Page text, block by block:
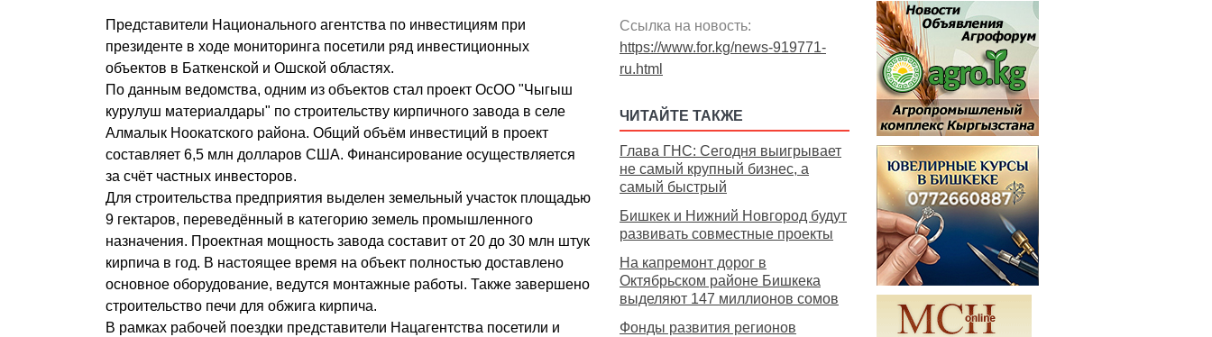
Представители Национального агентства по инвестициям при
президенте в ходе мониторинга посетили ряд инвестиционных
объектов в Баткенской и Ошской областях.
По данным ведомства, одним из объектов стал проект ОсОО "Чыгыш
курулуш материалдары" по строительству кирпичного завода в селе
Алмалык Ноокатского района. Общий объём инвестиций в проект
составляет 6,5 млн долларов США. Финансирование осуществляется
за счёт частных инвесторов.
Для строительства предприятия выделен земельный участок площадью
9 гектаров, переведённый в категорию земель промышленного
назначения. Проектная мощность завода составит от 20 до 30 млн штук
кирпича в год. В настоящее время на объект полностью доставлено
основное оборудование, ведутся монтажные работы. Также завершено
строительство печи для обжига кирпича.
В рамках рабочей поездки представители Нацагентства посетили и
Ссылка на новость:
https://www.for.kg/news-919771-
ru.html
ЧИТАЙТЕ ТАКЖЕ
Глава ГНС: Сегодня выигрывает
не самый крупный бизнес, а
самый быстрый
Бишкек и Нижний Новгород будут
развивать совместные проекты
На капремонт дорог в
Октябрьском районе Бишкека
выделяют 147 миллионов сомов
Фонды развития регионов